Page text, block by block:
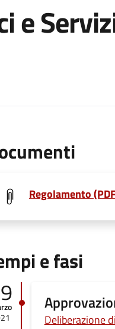
e
Regolamento
e fasi
Deliberazione